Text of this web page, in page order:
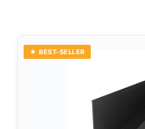
★ BEST-SELLER